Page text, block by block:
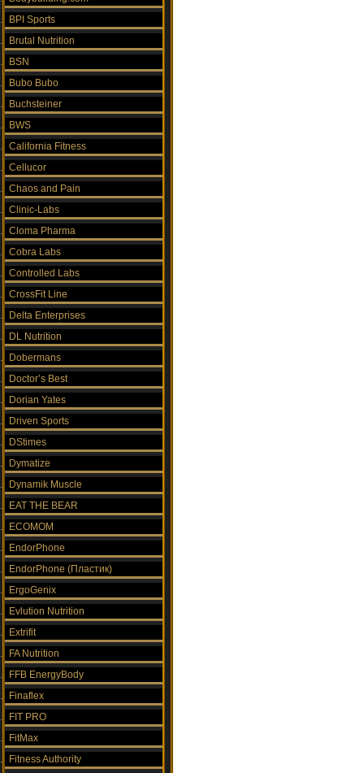
BPI Sports
Brutal Nutrition
BSN
Bubo Bubo
Buchsteiner
BWS
California Fitness
Cellucor
Chaos and Pain
Clinic-Labs
Cloma Pharma
Cobra Labs
Controlled Labs
CrossFit Line
Delta Enterprises
DL Nutrition
Dobermans
Doctor’s Best
Dorian Yates
Driven Sports
DStimes
Dymatize
Dynamik Muscle
EAT THE BEAR
ECOMOM
EndorPhone
EndorPhone (Пластик)
ErgoGenix
Evlution Nutrition
Extrifit
FA Nutrition
FFB EnergyBody
Finaflex
FIT PRO
FitMax
Fitness Authority